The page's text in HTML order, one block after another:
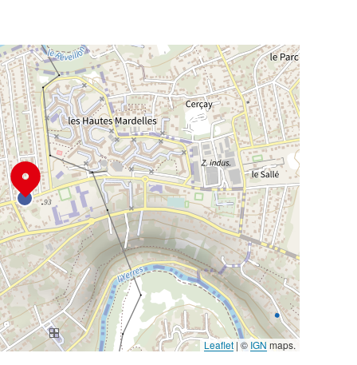
Leaflet | © IGN maps.